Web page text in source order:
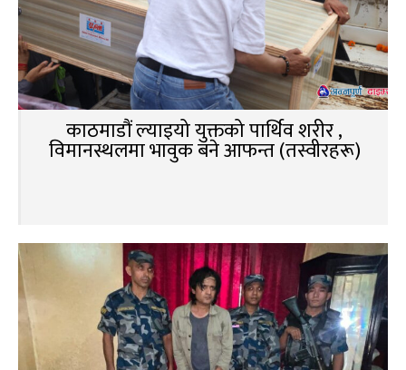
काठमाडौं ल्याइयो युक्तको पार्थिव शरीर ,
विमानस्थलमा भावुक बने आफन्त (तस्वीरहरू)